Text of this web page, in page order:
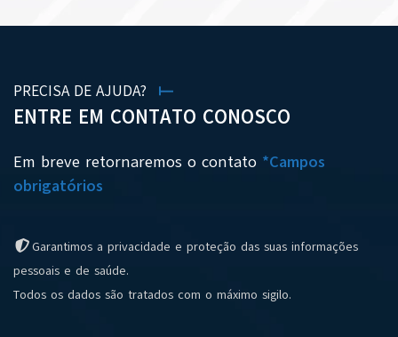
PRECISA DE AJUDA?
ENTRE EM CONTATO CONOSCO
Em breve retornaremos o contato *Campos
obrigatórios
Garantimos a privacidade e proteção das suas informações
pessoais e de saúde.
Todos os dados são tratados com o máximo sigilo.